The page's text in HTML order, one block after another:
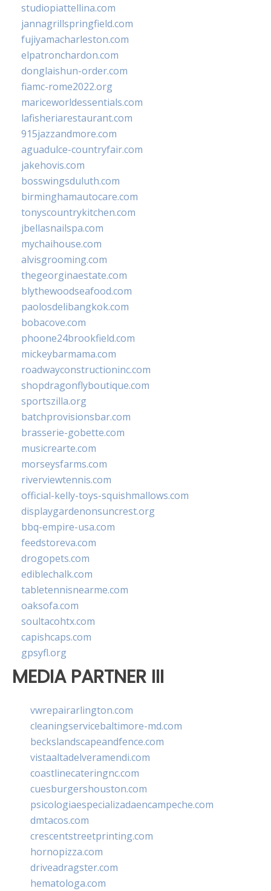
studiopiattellina.com
jannagrillspringfield.com
fujiyamacharleston.com
elpatronchardon.com
donglaishun-order.com
fiamc-rome2022.org
mariceworldessentials.com
lafisheriarestaurant.com
915jazzandmore.com
aguadulce-countryfair.com
jakehovis.com
bosswingsduluth.com
birminghamautocare.com
tonyscountrykitchen.com
jbellasnailspa.com
mychaihouse.com
alvisgrooming.com
thegeorginaestate.com
blythewoodseafood.com
paolosdelibangkok.com
bobacove.com
phoone24brookfield.com
mickeybarmama.com
roadwayconstructioninc.com
shopdragonflyboutique.com
sportszilla.org
batchprovisionsbar.com
brasserie-gobette.com
musicrearte.com
morseysfarms.com
riverviewtennis.com
official-kelly-toys-squishmallows.com
displaygardenonsuncrest.org
bbq-empire-usa.com
feedstoreva.com
drogopets.com
ediblechalk.com
tabletennisnearme.com
oaksofa.com
soultacohtx.com
capishcaps.com
gpsyfl.org
MEDIA PARTNER III
vwrepairarlington.com
cleaningservicebaltimore-md.com
beckslandscapeandfence.com
vistaaltadelveramendi.com
coastlinecateringnc.com
cuesburgershouston.com
psicologiaespecializadaencampeche.com
dmtacos.com
crescentstreetprinting.com
hornopizza.com
driveadragster.com
hematologa.com